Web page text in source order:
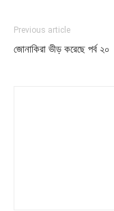
Previous article
জোনাকিরা ভীড় করেছে পর্ব ২০